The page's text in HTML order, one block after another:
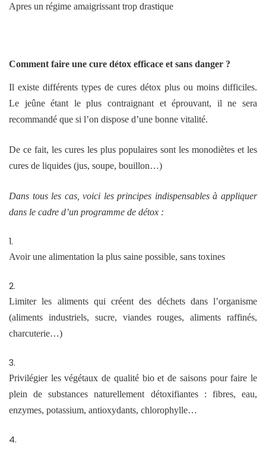
Apres un régime amaigrissant trop drastique
Comment faire une cure détox efficace et sans danger ?
Il existe différents types de cures détox plus ou moins difficiles.
Le jeûne étant le plus contraignant et éprouvant, il ne sera
recommandé que si l’on dispose d’une bonne vitalité.
De ce fait, les cures les plus populaires sont les monodiètes et les
cures de liquides (jus, soupe, bouillon…)
Dans tous les cas, voici les principes indispensables à appliquer
dans le cadre d’un programme de détox :
Avoir une alimentation la plus saine possible, sans toxines
Limiter les aliments qui créent des déchets dans l’organisme
(aliments industriels, sucre, viandes rouges, aliments raffinés,
charcuterie…)
Privilégier les végétaux de qualité bio et de saisons pour faire le
plein de substances naturellement détoxifiantes : fibres, eau,
enzymes, potassium, antioxydants, chlorophylle…